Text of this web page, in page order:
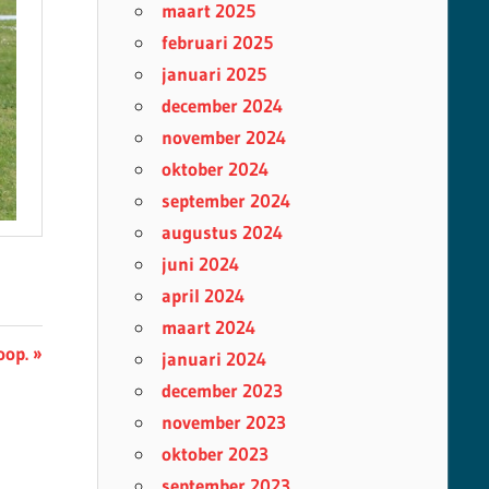
maart 2025
februari 2025
januari 2025
december 2024
november 2024
oktober 2024
september 2024
augustus 2024
juni 2024
april 2024
maart 2024
januari 2024
december 2023
november 2023
oktober 2023